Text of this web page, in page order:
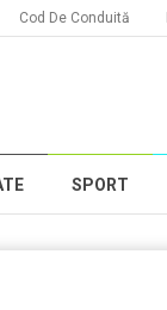
Cod De Conduită
SPORT